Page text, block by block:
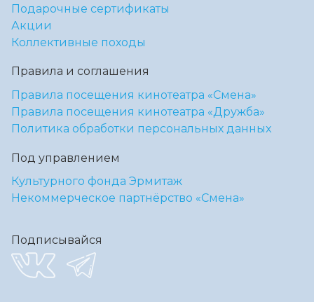
Подарочные сертификаты
Акции
Коллективные походы
Правила и соглашения
Правила посещения кинотеатра «Смена»
Правила посещения кинотеатра «Дружба»
Политика обработки персональных данных
Под управлением
Культурного фонда Эрмитаж
Некоммерческое партнёрство «Смена»
Подписывайся